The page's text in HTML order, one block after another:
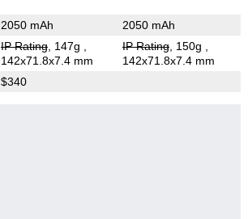
2050 mAh 2050 mAh
IP Rating, 147g
142x71.8x7.4 mm
IP Rating, 150g
142x71.8x7.4 mm
$340